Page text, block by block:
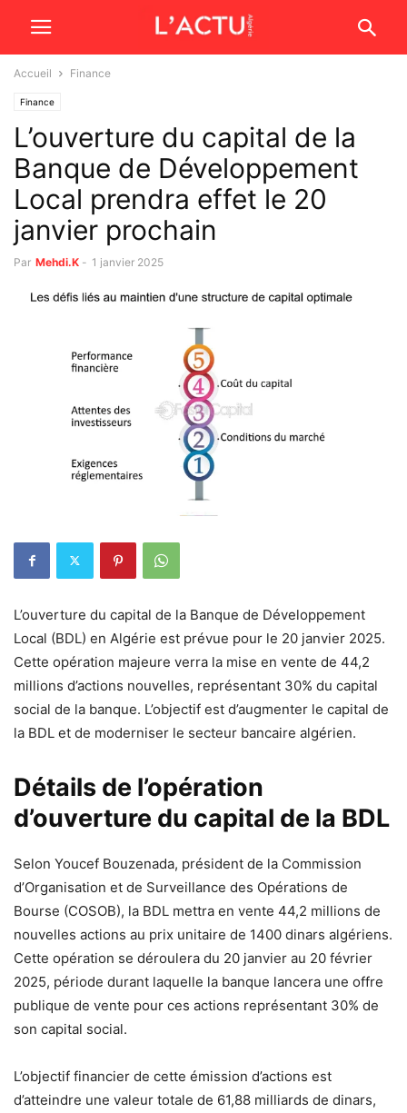
Accueil Finance
Finance
L’ouverture du capital de la
Banque de Développement
Local prendra effet le 20
janvier prochain
Par Mehdi.K - 1 janvier 2025
L’ouverture du capital de la Banque de Développement
Local (BDL) en Algérie est prévue pour le 20 janvier 2025.
Cette opération majeure verra la mise en vente de 44,2
millions d’actions nouvelles, représentant 30% du capital
social de la banque. L’objectif est d’augmenter le capital de
la BDL et de moderniser le secteur bancaire algérien.
Détails de l’opération
d’ouverture du capital de la BDL
Selon Youcef Bouzenada, président de la Commission
d’Organisation et de Surveillance des Opérations de
Bourse (COSOB), la BDL mettra en vente 44,2 millions de
nouvelles actions au prix unitaire de 1400 dinars algériens.
Cette opération se déroulera du 20 janvier au 20 février
2025, période durant laquelle la banque lancera une offre
publique de vente pour ces actions représentant 30% de
son capital social.
L’objectif financier de cette émission d’actions est
d’atteindre une valeur totale de 61,88 milliards de dinars,